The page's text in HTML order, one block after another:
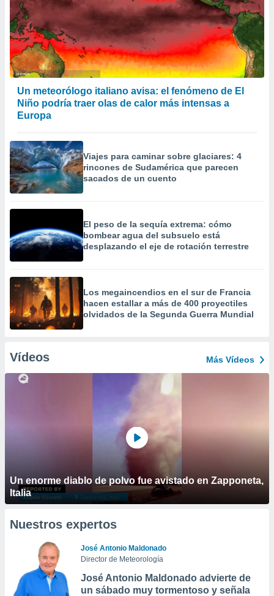
Un meteorólogo italiano avisa: el fenómeno de El
Niño podría traer olas de calor más intensas a
Europa
Viajes para caminar sobre glaciares: 4
rincones de Sudamérica que parecen
sacados de un cuento
El peso de la sequía extrema: cómo
bombear agua del subsuelo está
desplazando el eje de rotación terrestre
Los megaincendios en el sur de Francia
hacen estallar a más de 400 proyectiles
olvidados de la Segunda Guerra Mundial
Vídeos Más Vídeos
Un enorme diablo de polvo fue avistado en Zapponeta,
Italia
Nuestros expertos
José Antonio Maldonado
Director de Meteorología
José Antonio Maldonado advierte de
un sábado muy tormentoso y señala